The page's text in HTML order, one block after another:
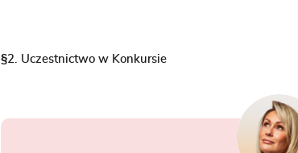
§2. Uczestnictwo w Konkursie